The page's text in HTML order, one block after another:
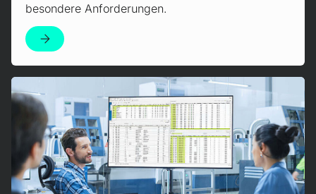
besondere Anforderungen.